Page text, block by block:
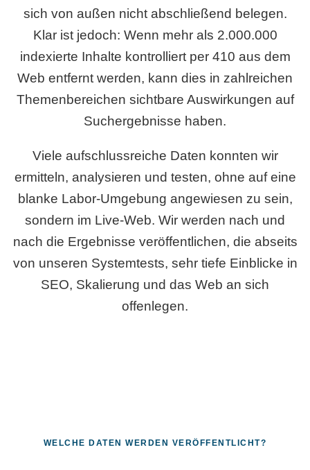
sich von außen nicht abschließend belegen.
Klar ist jedoch: Wenn mehr als 2.000.000
indexierte Inhalte kontrolliert per 410 aus dem
Web entfernt werden, kann dies in zahlreichen
Themenbereichen sichtbare Auswirkungen auf
Suchergebnisse haben.
Viele aufschlussreiche Daten konnten wir
ermitteln, analysieren und testen, ohne auf eine
blanke Labor-Umgebung angewiesen zu sein,
sondern im Live-Web. Wir werden nach und
nach die Ergebnisse veröffentlichen, die abseits
von unseren Systemtests, sehr tiefe Einblicke in
SEO, Skalierung und das Web an sich
offenlegen.
WELCHE DATEN WERDEN VERÖFFENTLICHT?